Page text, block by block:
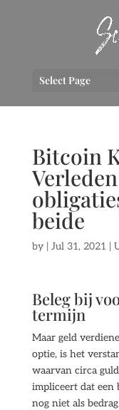
Select Page
Bitcoin
beide
by | Jul 31, 2021 |
Beleg bij
termijn
Maar geld
optie, is het
waarvan circa
impliceert dat een
nog niet als